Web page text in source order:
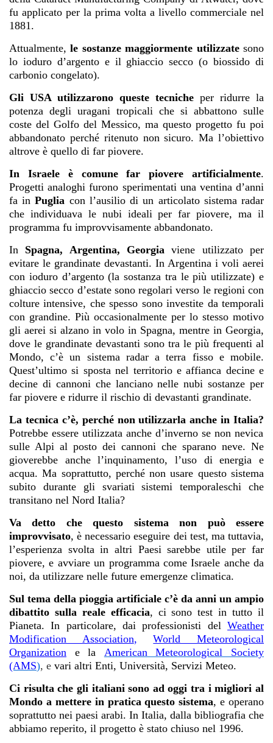
fu applicato per la prima volta a livello commerciale nel
1881.
Attualmente,le sostanze maggiormente utilizzatesono
lo ioduro d’argento e il ghiaccio secco (o biossido di
carbonio congelato).
Gli USA utilizzarono queste tecniche per ridurre la
potenza degli uragani tropicali che si abbattono sulle
coste del Golfo del Messico, ma questo progetto fu poi
abbandonato perché ritenuto non sicuro. Ma l’obiettivo
altrove è quello di far piovere.
In Israele è comune far piovere artificialmente.
Progetti analoghi furono sperimentati una ventina d’anni
fa inPuglia con l’ausilio di un articolato sistema radar
che individuava le nubi ideali per far piovere, ma il
programma fu improvvisamente abbandonato.
In Spagna, Argentina, Georgia viene utilizzato per
evitare le grandinate devastanti. In Argentina i voli aerei
con ioduro d’argento (la sostanza tra le più utilizzate) e
ghiaccio secco d’estate sono regolari verso le regioni con
colture intensive, che spesso sono investite da temporali
con grandine. Più occasionalmente per lo stesso motivo
gli aerei si alzano in volo in Spagna, mentre in Georgia,
dove le grandinate devastanti sono tra le più frequenti al
Mondo, c’è un sistema radar a terra fisso e mobile.
Quest’ultimo si sposta nel territorio e affianca decine e
decine di cannoni che lanciano nelle nubi sostanze per
far piovere e ridurre il rischio di devastanti grandinate.
La tecnica c’è, perché non utilizzarla anche in Italia?
Potrebbe essere utilizzata anche d’inverno se non nevica
sulle Alpi al posto dei cannoni che sparano neve. Ne
gioverebbe anche l’inquinamento, l’uso di energia e
acqua. Ma soprattutto, perché non usare questo sistema
subito durante gli svariati sistemi temporaleschi che
transitano nel Nord Italia?
Va detto che questo sistema non può essere
improvvisato, è necessario eseguire dei test, ma tuttavia,
l’esperienza svolta in altri Paesi sarebbe utile per far
piovere, e avviare un programma come Israele anche da
noi, da utilizzare nelle future emergenze climatica.
Sul tema della pioggia artificiale c’è da anni un ampio
dibattito sulla reale efficacia, ci sono test in tutto il
Pianeta. In particolare, dai professionisti del Weather
Modification Association,World Meteorological
Organization e la
American Meteorological Society
(AMS), e vari altri Enti, Università, Servizi Meteo.
Ci risulta che gli italiani sono ad oggi tra i migliori al
Mondo a mettere in pratica questo sistema, e operano
soprattutto nei paesi arabi. In Italia, dalla bibliografia che
abbiamo reperito, il progetto è stato chiuso nel 1996.